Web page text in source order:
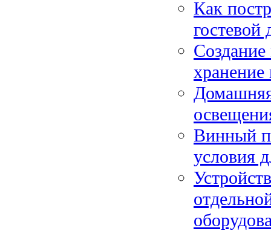
Как
гостевой
Создание
хранение
Винный
условия